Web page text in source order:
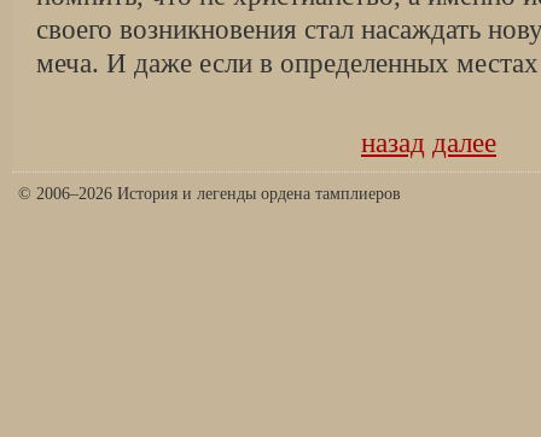
своего возникновения стал насаждать
меча. И даже если в определенных
назад далее
© 2006–2026 История и легенды ордена тамплиеров